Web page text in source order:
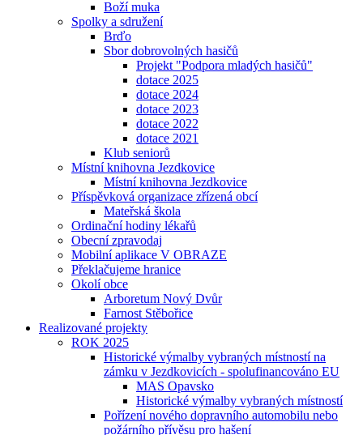
Boží muka
Spolky a sdružení
Brďo
Sbor dobrovolných hasičů
Projekt "Podpora mladých hasičů"
dotace 2025
dotace 2024
dotace 2023
dotace 2022
dotace 2021
Klub seniorů
Místní knihovna Jezdkovice
Místní knihovna Jezdkovice
Příspěvková organizace zřízená obcí
Mateřská škola
Ordinační hodiny lékařů
Obecní zpravodaj
Mobilní aplikace V OBRAZE
Překlačujeme hranice
Okolí obce
Arboretum Nový Dvůr
Farnost Stěbořice
Realizované projekty
ROK 2025
Historické výmalby vybraných místností na
zámku v Jezdkovicích - spolufinancováno EU
MAS Opavsko
Historické výmalby vybraných místností
Pořízení nového dopravního automobilu nebo
požárního přívěsu pro hašení